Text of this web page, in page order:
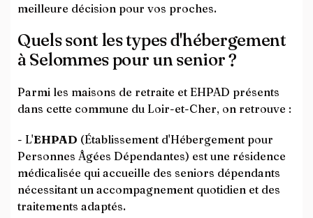
meilleure décision pour vos proches.
Quels sont les types d'hébergement
à Selommes pour un senior ?
Parmi les maisons de retraite et EHPAD présents
dans cette commune du Loir-et-Cher, on retrouve :
- L'EHPAD (Établissement d'Hébergement pour
Personnes Âgées Dépendantes) est une résidence
médicalisée qui accueille des seniors dépendants
nécessitant un accompagnement quotidien et des
traitements adaptés.